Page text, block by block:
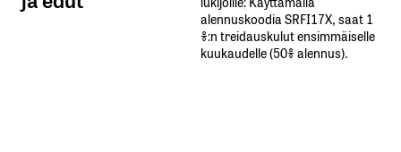
alennuskoodia​ ​SRFI17X,​ ​saat​ ​1
%:n treidauskulut​ ​ensimmäiselle​ ​
kuukaudelle​ ​(50%​ ​alennus).